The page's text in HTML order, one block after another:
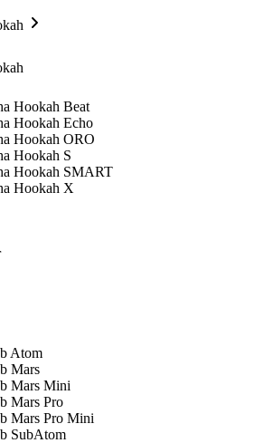
Hookah Beat
Hookah Echo
Hookah ORO
Hookah S
Hookah SMART
Hookah X
Atom
Mars
Mars Mini
Mars Pro
Mars Pro Mini
SubAtom